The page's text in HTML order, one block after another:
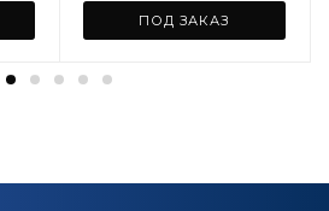
ПОД ЗАКАЗ